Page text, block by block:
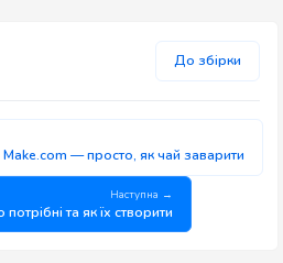
До збірки
Make.com — просто, як чай заварити
Наступна →
та як їх створити